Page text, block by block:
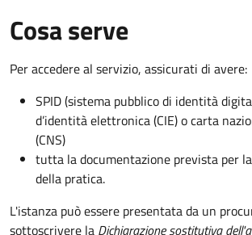
Cosa serve
Per accedere al servizio, assicurati di avere:
SPID (sistema pubblico di identità
d’identità elettronica (CIE) o carta
(CNS)
tutta la documentazione prevista per
della pratica.
L'istanza può essere presentata da un
sottoscrivere la Dichiarazione sostitutiva